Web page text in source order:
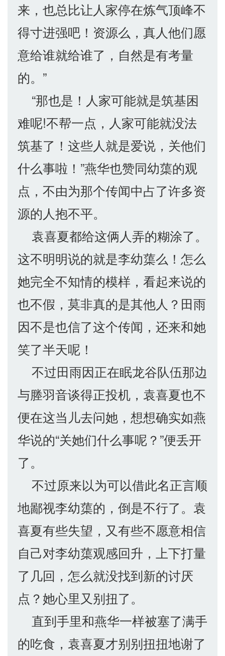
来，也总比让人家停在炼气顶峰不
得寸进强吧！资源么，真人他们愿
意给谁就给谁了，自然是有考量
的。”
“那也是！人家可能就是筑基困
难呢!不帮一点，人家可能就没法
筑基了！这些人就是爱说，关他们
什么事啦！”燕华也赞同幼蕖的观
点，不由为那个传闻中占了许多资
源的人抱不平。
袁喜夏都给这俩人弄的糊涂了。
这不明明说的就是李幼蕖么！怎么
她完全不知情的模样，看起来说的
也不假，莫非真的是其他人？田雨
因不是也信了这个传闻，还来和她
笑了半天呢！
不过田雨因正在眠龙谷队伍那边
与塍羽音谈得正投机，袁喜夏也不
便在这当儿去问她，想想确实如燕
华说的“关她们什么事呢？”便丢开
了。
不过原来以为可以借此名正言顺
地鄙视李幼蕖的，倒是不行了。袁
喜夏有些失望，又有些不愿意相信
自己对李幼蕖观感回升，上下打量
了几回，怎么就没找到新的讨厌
点？她心里又别扭了。
直到手里和燕华一样被塞了满手
的吃食，袁喜夏才别别扭扭地谢了